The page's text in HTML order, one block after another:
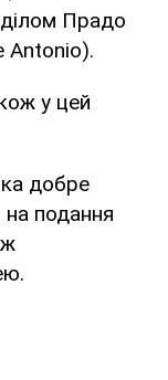
Прадо
Antonio).
у цей
добре
подання